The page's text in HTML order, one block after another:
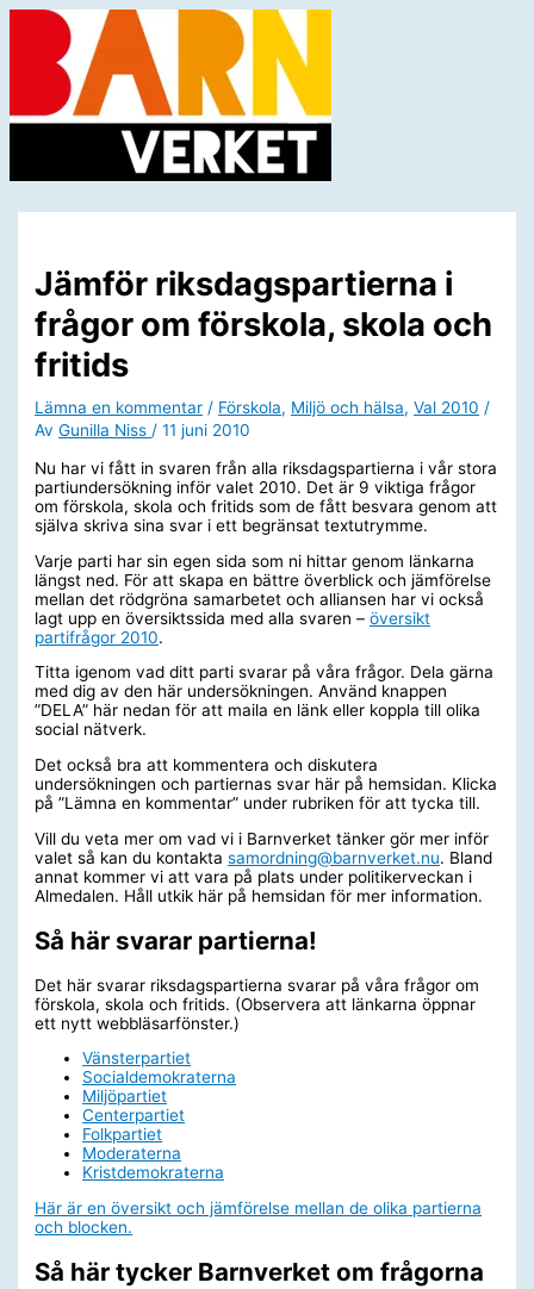
Hoppa
innehåll
Jämför riksdagspartierna i
frågor om förskola, skola och
fritids
Lämna en kommentar / Förskola, Miljö och hälsa,Val 2010 /
AvGunilla Niss/11 juni 2010
Nu har vi fått in svaren från alla riksdagspartierna i vår stora
partiundersökning inför valet 2010. Det är 9 viktiga frågor
om förskola, skola och fritids som de fått besvara genom att
själva skriva sina svar i ett begränsat textutrymme.
Varje parti har sin egen sida som ni hittar genom länkarna
längst ned. För att skapa en bättre överblick och jämförelse
mellan det rödgröna samarbetet och alliansen har vi också
lagt upp en översiktssida med alla svaren –översikt
partifrågor 2010.
Titta igenom vad ditt parti svarar på våra frågor. Dela gärna
med dig av den här undersökningen. Använd knappen
”DELA” här nedan för att maila en länk eller koppla till olika
social nätverk.
Det också bra att kommentera och diskutera
undersökningen och partiernas svar här på hemsidan. Klicka
på ”Lämna en kommentar” under rubriken för att tycka till.
Vill du veta mer om vad vi i Barnverket tänker gör mer inför
valet så kan du kontaktasamordning@barnverket.nu. Bland
annat kommer vi att vara på plats under politikerveckan i
Almedalen. Håll utkik här på hemsidan för mer information.
Så här svarar partierna!
Det här svarar riksdagspartierna svarar på våra frågor om
förskola, skola och fritids. (Observera att länkarna öppnar
ett nytt webbläsarfönster.)
Vänsterpartiet
Socialdemokraterna
Miljöpartiet
Centerpartiet
Folkpartiet
Moderaterna
Kristdemokraterna
Här är en översikt och jämförelse mellan de olika partierna
och blocken.
Så här tycker Barnverket om frågorna